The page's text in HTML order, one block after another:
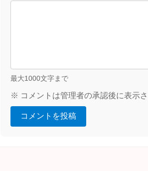
最大1000文字まで
※ コメントは管理者の承認後に表示
コメントを投稿